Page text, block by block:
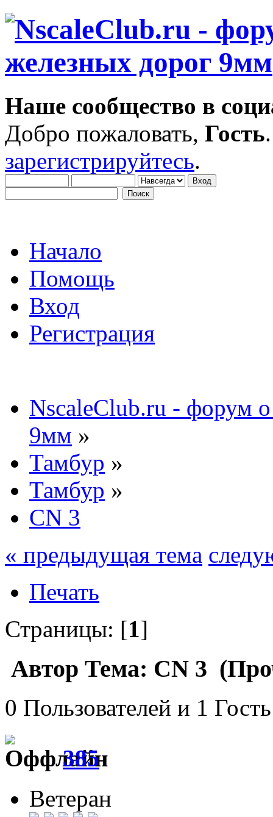
Наше сообщество в
Добро пожаловать, Гость
зарегистрируйтесь.
Начало
Помощь
Вход
Регистрация
NscaleClub.ru - форум
9мм »
Тамбур »
Тамбур »
CN 3
« предыдущая тема
Печать
Страницы: [1]
Автор Тема: CN 3
0 Пользователей и 1
385
Ветеран